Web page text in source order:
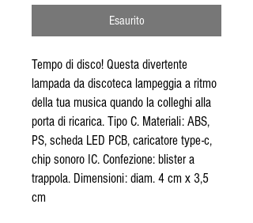
Esaurito
Tempo di disco! Questa divertente
lampada da discoteca lampeggia a ritmo
della tua musica quando la colleghi alla
porta di ricarica. Tipo C. Materiali: ABS,
PS, scheda LED PCB, caricatore type-c,
chip sonoro IC. Confezione: blister a
trappola. Dimensioni: diam. 4 cm x 3,5
cm